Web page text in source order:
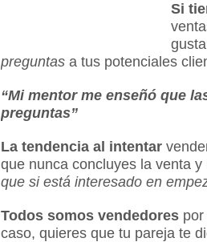
Si
preguntas a tus potenciales
“Mi mentor me enseñó que
preguntas”
La tendencia al intentar
que nunca concluyes la venta
que si está interesado en
Todos somos vendedores
caso, quieres que tu pareja te